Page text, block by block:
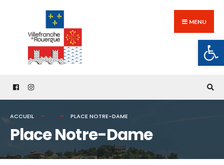
content
MENU
ACCUEIL PLACE NOTRE-DAME
Place Notre-Dame